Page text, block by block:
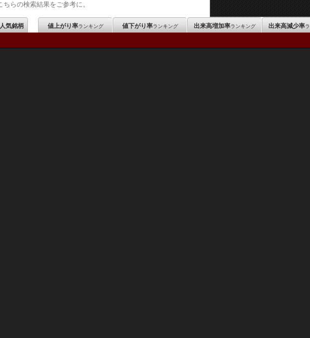
ちらの検索結果をご参考に。
気銘柄 値上がり率ランキング 値下がり率ランキング 出来高増加率ランキング 出来高減少率